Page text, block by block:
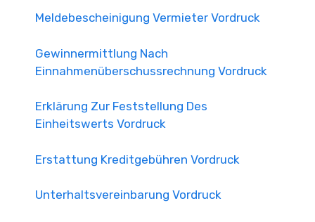
Meldebescheinigung Vermieter Vordruck
Gewinnermittlung Nach
Einnahmenüberschussrechnung Vordruck
Erklärung Zur Feststellung Des
Einheitswerts Vordruck
Erstattung Kreditgebühren Vordruck
Unterhaltsvereinbarung Vordruck